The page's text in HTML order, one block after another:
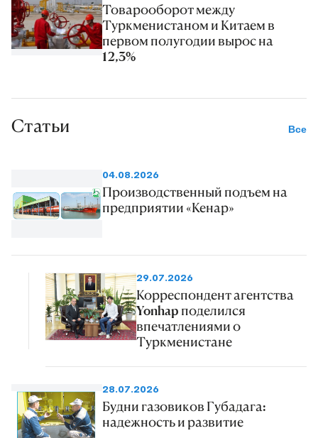
Товарооборот между
Туркменистаном и Китаем в
первом полугодии вырос на
12,3%
Статьи Все
04.08.2026
Производственный подъем на
предприятии «Кенар»
29.07.2026
Корреспондент агентства
Yonhap поделился
впечатлениями о
Туркменистане
28.07.2026
Будни газовиков Губадага:
надежность и развитие